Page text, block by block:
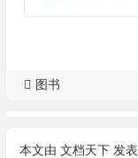
图书
本文由 文档天下发表